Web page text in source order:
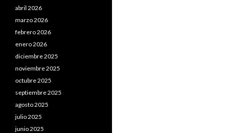
abril 2026
marzo 2026
febrero 2026
enero 2026
diciembre 2025
noviembre 2025
octubre 2025
septiembre 2025
agosto 2025
julio 2025
junio 2025